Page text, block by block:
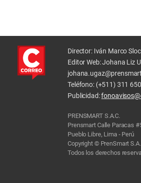
Director: Iván Marco
Editor Web: Johana Liz
Teléfono: (+511) 311
Publicidad:
PRENSMART S.A.C.
Prensmart Calle Paracas
Pueblo Libre, Lima - Perú
Copyright © PrenSmart
Todos los derechos